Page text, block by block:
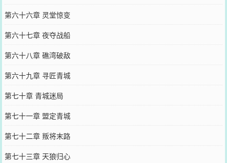
第六十六章 灵堂惊变
第六十七章 夜夺战船
第六十八章 礁湾破敌
第六十九章 寻匠青城
第七十章 青城迷局
第七十一章 盟定青城
第七十二章 叛将末路
第七十三章 天狼归心